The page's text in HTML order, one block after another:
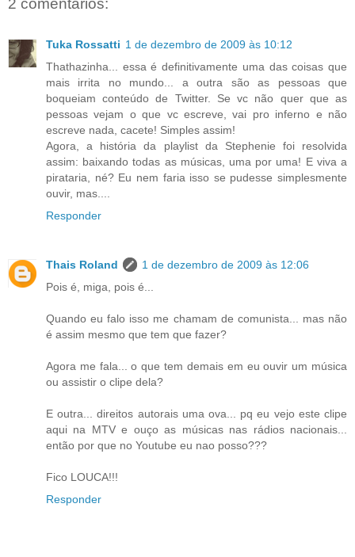
2 comentários:
Tuka Rossatti 1 de dezembro de 2009 às 10:12
Thathazinha... essa é definitivamente uma das coisas que
mais irrita no mundo... a outra são as pessoas que
boqueiam conteúdo de Twitter. Se vc não quer que as
pessoas vejam o que vc escreve, vai pro inferno e não
escreve nada, cacete! Simples assim!
Agora, a história da playlist da Stephenie foi resolvida
assim: baixando todas as músicas, uma por uma! E viva a
pirataria, né? Eu nem faria isso se pudesse simplesmente
ouvir, mas....
Responder
Thais Roland
1 de dezembro de 2009 às 12:06
Pois é, miga, pois é...
Quando eu falo isso me chamam de comunista... mas não
é assim mesmo que tem que fazer?
Agora me fala... o que tem demais em eu ouvir um música
ou assistir o clipe dela?
E outra... direitos autorais uma ova... pq eu vejo este clipe
aqui na MTV e ouço as músicas nas rádios nacionais...
então por que no Youtube eu nao posso???
Fico LOUCA!!!
Responder